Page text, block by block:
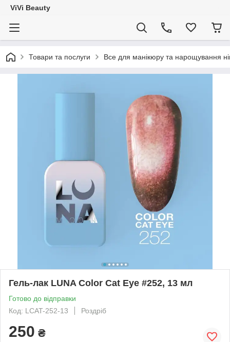
ViVi Beauty
Товари та послуги Все для манікюру та нарощування
Гель-лак LUNA Color Cat Eye #252, 13 мл
Готово до відправки
Код: LCAT-252-13
Роздріб
250 ₴